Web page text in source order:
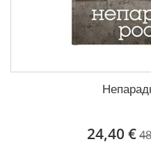
24,40 €